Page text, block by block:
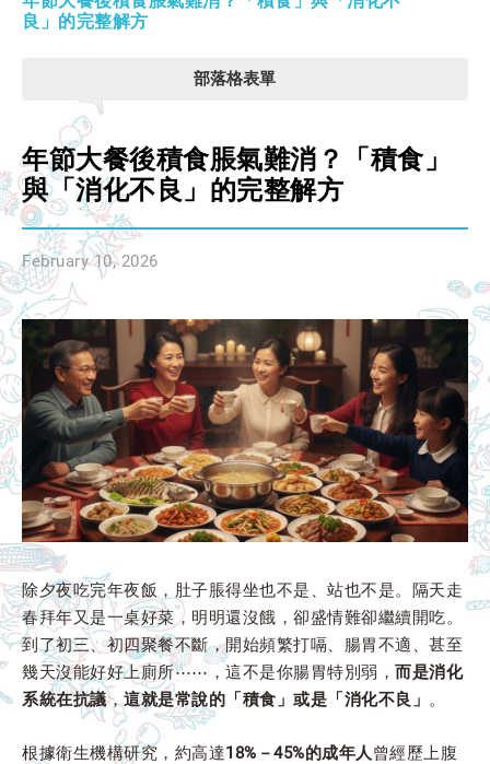
良」的完整解方
部落格表單
年節大餐後積食脹氣難消？「積食」
與「消化不良」的完整解方
February 10, 2026
除夕夜吃完年夜飯，肚子脹得坐也不是、站也不是。隔天走
春拜年又是一桌好菜，明明還沒餓，卻盛情難卻繼續開吃。
到了初三、初四聚餐不斷，開始頻繁打嗝、腸胃不適、甚至
幾天沒能好好上廁所⋯⋯，這不是你腸胃特別弱， 而是消化
系統在抗議，這就是常說的「積食」或是「消化不良」 。
根據衛生機構研究，約高達18%－45%的成年人曾經歷上腹